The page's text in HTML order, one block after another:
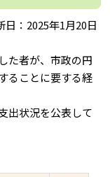
日：2025年1月20日
た者が、市政の円
ることに要する経
出状況を公表して